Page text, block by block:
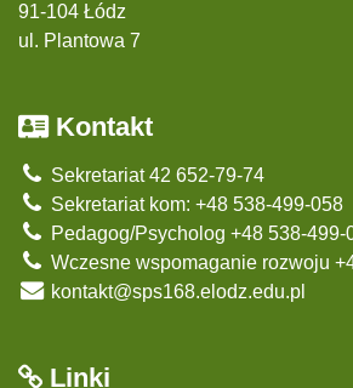
91-104 Łódz
ul. Plantowa 7
Kontakt
Sekretariat 42 652-79-74
Sekretariat kom: +48 538-499-058
Pedagog/Psycholog +48 538-499-
Wczesne wspomaganie rozwoju
kontakt@sps168.elodz.edu.pl
Linki